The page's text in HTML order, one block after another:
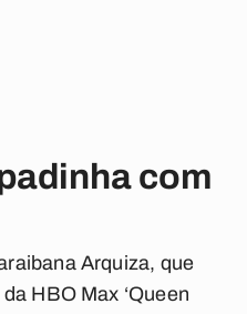
com
Arquiza, que
HBO Max ‘Queen